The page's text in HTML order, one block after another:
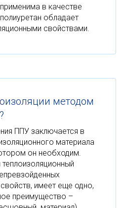
в качестве
обладает
свойствами.
методом
ППУ заключается в
материала
он необходим.
имеет еще одно,
преимущество –